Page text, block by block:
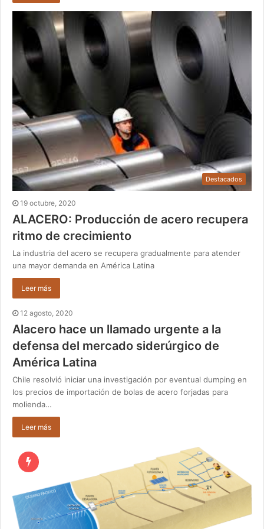
Destacados
19 octubre, 2020
ALACERO: Producción de acero recupera
ritmo de crecimiento
La industria del acero se recupera gradualmente para atender
una mayor demanda en América Latina
Leer más
12 agosto, 2020
Alacero hace un llamado urgente a la
defensa del mercado siderúrgico de
América Latina
Chile resolvió iniciar una investigación por eventual dumping en
los precios de importación de bolas de acero forjadas para
molienda…
Leer más